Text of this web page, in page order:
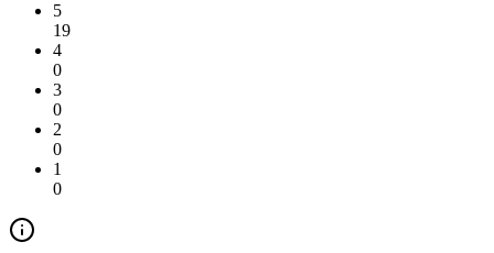
5
19
4
0
3
0
2
0
1
0